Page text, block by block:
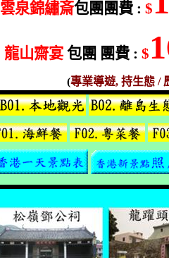
雲泉錦繡斎包團 團費 :$
龍山齋宴 包團 團費: $
(專業導遊, 持生態 /